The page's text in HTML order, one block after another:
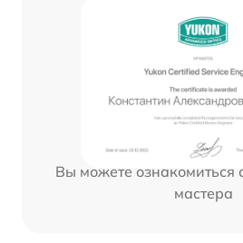
Вы можете ознакомиться
мастера